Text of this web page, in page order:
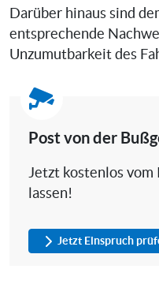
Darüber hinaus sind
entsprechende
Unzumutbarkeit des
Post von der
Jetzt kostenlos vom
lassen!
Jetzt Einspruch